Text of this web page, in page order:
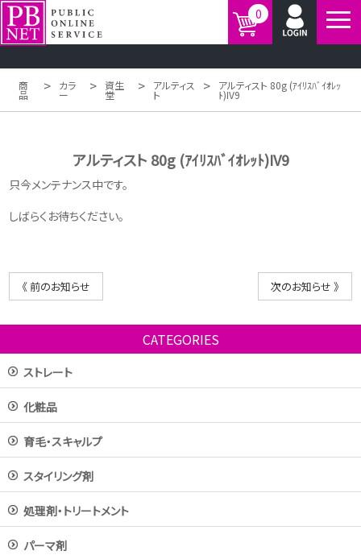
0
商
品 > カラ
ー > 資生
堂 > アルティス
ト > アルティスト 80g (ｱｲﾘｽﾊﾞｲｵﾚｯ
ﾄ)IV9
アルティスト 80g (ｱｲﾘｽﾊﾞｲｵﾚｯﾄ)IV9
只今メンテナンス中です。
しばらくお待ちください。
《 前のお知らせ 次のお知らせ 》
CATEGORIES
ストレート
化粧品
育毛・スキャルプ
スタイリング剤
処理剤・トリートメント
パーマ剤